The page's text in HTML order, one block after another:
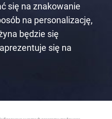
się na znakowanie
na personalizację,
będzie się
się na